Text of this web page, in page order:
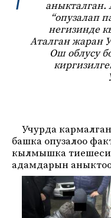
аныкталган.
“опузалап
негизинде
Аталган
Ош облусу
Учурда
башка опузалоо
кылмышка тиешеси
адамдарын